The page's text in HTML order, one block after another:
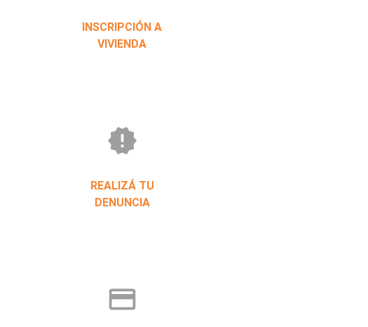
INSCRIPCIÓN A
VIVIENDA
new_releases
REALIZÁ TU
DENUNCIA
credit_card